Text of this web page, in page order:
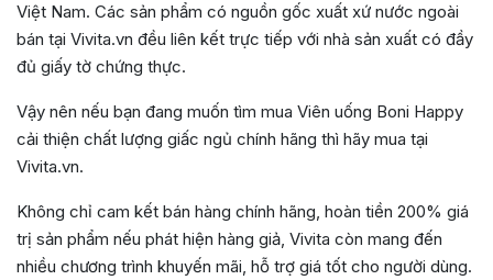
Việt Nam. Các sản phẩm có nguồn gốc xuất xứ nước ngoài
bán tại Vivita.vn đều liên kết trực tiếp với nhà sản xuất có đầy
đủ giấy tờ chứng thực.
Vậy nên nếu bạn đang muốn tìm mua Viên uống Boni Happy
cải thiện chất lượng giấc ngủ chính hãng thì hãy mua tại
Vivita.vn.
Không chỉ cam kết bán hàng chính hãng, hoàn tiền 200% giá
trị sản phẩm nếu phát hiện hàng giả, Vivita còn mang đến
nhiều chương trình khuyến mãi, hỗ trợ giá tốt cho người dùng.